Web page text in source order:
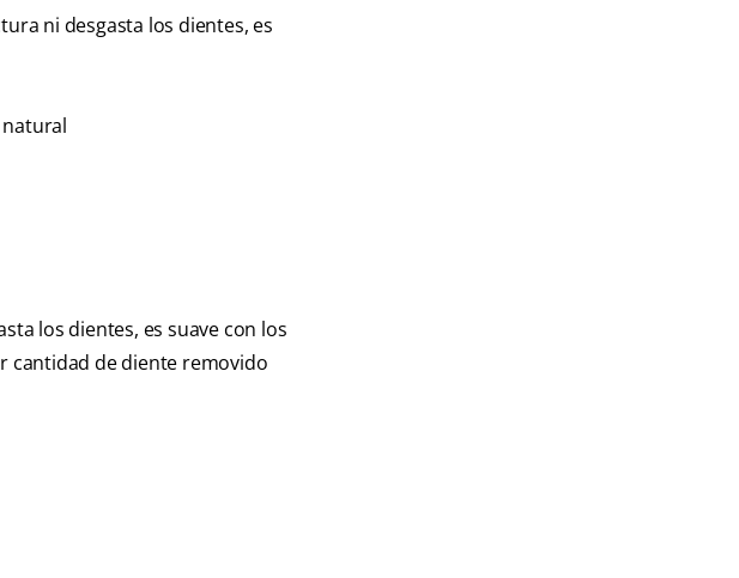
ni desgasta los dientes, es
natural
los dientes, es suave con los
cantidad de diente removido